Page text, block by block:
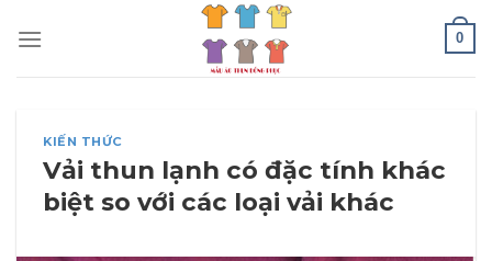
0
KIẾN THỨC
Vải thun lạnh có đặc tính khác
biệt so với các loại vải khác